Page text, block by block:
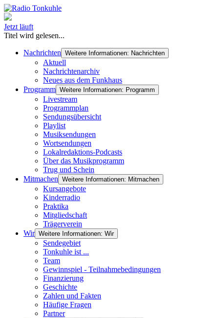
Jetzt läuft
Titel wird gelesen...
Nachrichten Weitere Informationen: Nachrichten
Aktuell
Nachrichtenarchiv
Neues aus dem Funkhaus
Programm Weitere Informationen: Programm
Livestream
Programmplan
Sendungsübersicht
Playlist
Musiksendungen
Wortsendungen
Lokalredaktions-Podcasts
Über das Musikprogramm
Trug und Schein
Mitmachen Weitere Informationen: Mitmachen
Kursangebote
Kinderradio
Praktika
Mitgliedschaft
Trägerverein
Wir Weitere Informationen: Wir
Sendegebiet
Tonkuhle ist ...
Team
Gewinnspiel - Teilnahmebedingungen
Finanzierung
Geschichte
Zahlen und Fakten
Häufige Fragen
Partner